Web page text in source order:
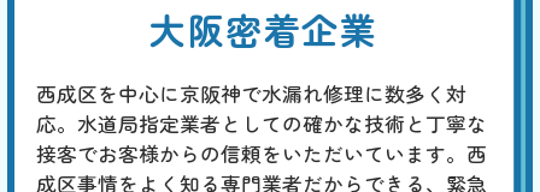
基本料
3,000円 W
限
定
割
引
作業費
4,400
合計 4,400円〜
「チョロチョロ」「カラカラ」「シューシュー」はタンク内の部品の劣
化、「ゴボゴボ」「ゴー」「ブーン」は配管のつまりや劣化、「ゴンゴ
ン」「ガンッ」は水道管内圧力の急激な変化によるウォーターハンマー
大阪密着企業
西成区を中心に京阪神で水漏れ修理に数多く対
応。水道局指定業者としての確かな技術と丁寧な
接客でお客様からの信頼をいただいています。西
成区事情をよく知る専門業者だからできる、緊急